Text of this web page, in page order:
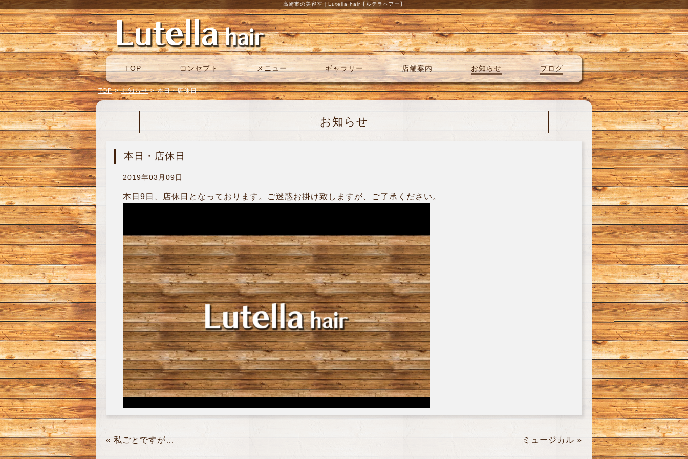
高崎市の美容室｜Lutella hair【ルテラヘアー】
TOP コンセプト メニュー ギャラリー 店舗案内 お知らせ ブログ
TOP > お知らせ > 本日・店休日
お知らせ
本日・店休日
2019年03月09日
本日9日、店休日となっております。ご迷惑お掛け致しますが、ご了承ください。
« 私ごとですが… ミュージカル »